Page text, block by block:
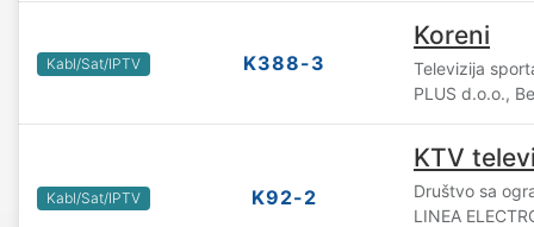
Kabl/Sat/IPTV K388-3
Koreni
Televizija
PLUS d.o.o.,
Kabl/Sat/IPTV K92-2
KTV
Društvo sa
LINEA